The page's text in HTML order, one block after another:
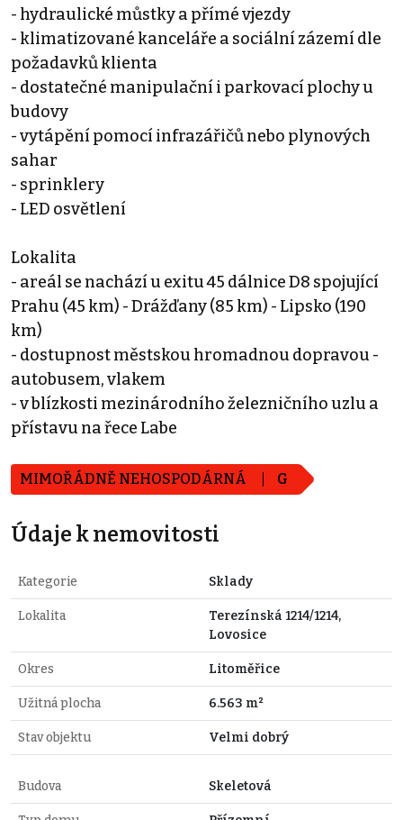
- hydraulické můstky a přímé vjezdy
- klimatizované kanceláře a sociální zázemí dle
požadavků klienta
- dostatečné manipulační i parkovací plochy u
budovy
- vytápění pomocí infrazářičů nebo plynových
sahar
- sprinklery
- LED osvětlení
Lokalita
- areál se nachází u exitu 45 dálnice D8 spojující
Prahu (45 km) - Drážďany (85 km) - Lipsko (190
km)
- dostupnost městskou hromadnou dopravou -
autobusem, vlakem
- v blízkosti mezinárodního železničního uzlu a
přístavu na řece Labe
MIMOŘÁDNĚ NEHOSPODÁRNÁ G
Údaje k nemovitosti
Kategorie Sklady
Lokalita
Terezínská 1214/1214,
Lovosice
Okres Litoměřice
Užitná plocha 6.563 m²
Stav objektu Velmi dobrý
Budova Skeletová